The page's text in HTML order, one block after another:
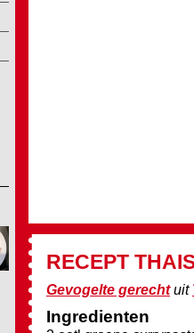
RECEPT
Gevogelte gerechtuit
Ingredienten